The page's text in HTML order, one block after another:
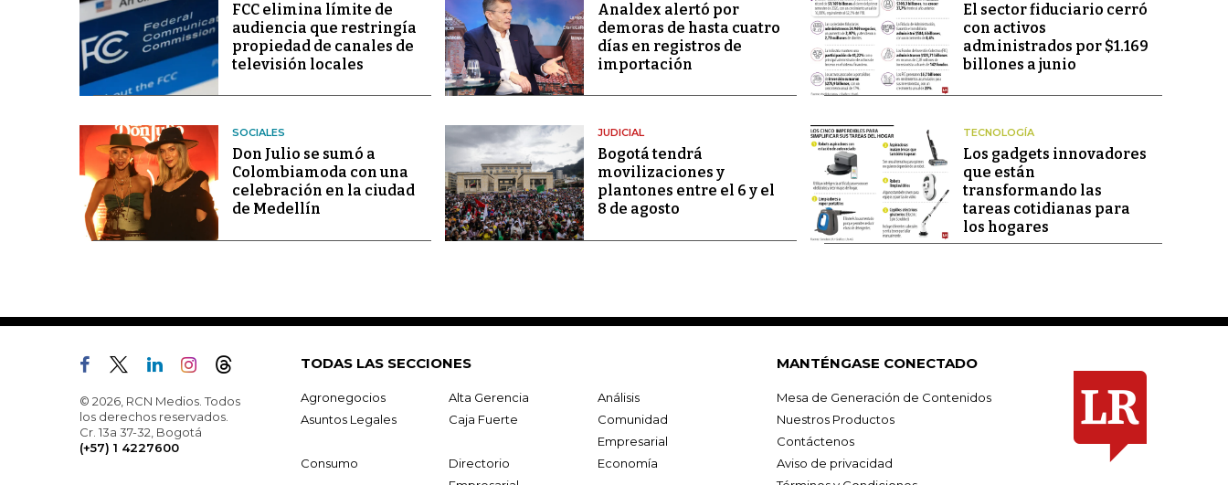
FCC elimina límite de
audiencia que restringía
propiedad de canales de
televisión locales
Analdex alertó por
demoras de hasta cuatro
días en registros de
importación
El sector fiduciario cerró
con activos
administrados por $1.169
billones a junio
SOCIALES
Don Julio se sumó a
Colombiamoda con una
celebración en la ciudad
de Medellín
JUDICIAL
Bogotá tendrá
movilizaciones y
plantones entre el 6 y el
8 de agosto
TECNOLOGÍA
Los gadgets innovadores
que están
transformando las
tareas cotidianas para
los hogares
© 2026, RCN Medios. Todos
los derechos reservados.
Cr. 13a 37-32, Bogotá
(+57) 1 4227600
TODAS LAS SECCIONES
Agronegocios Alta Gerencia
Análisis
Asuntos Legales
Caja Fuerte
Comunidad
Empresarial
Consumo
Directorio
Economía
MANTÉNGASE CONECTADO
Mesa de Generación de Contenidos
Nuestros Productos
Contáctenos
Aviso de privacidad